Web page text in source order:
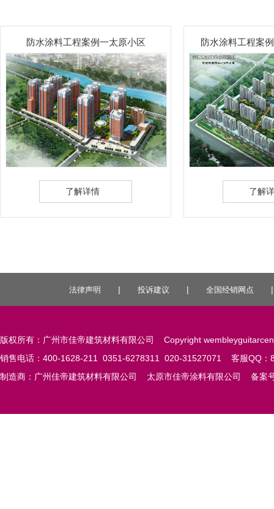
防水涂料工程案例一太原小区
了解详情
防水涂料工程案
了解
法律声明 | 投诉建议 | 全国经销网点
版权所有：广州市佳帝建筑材料有限公司 Copyright
销售电话：400-1628-211 0351-6278311 020-31527071 客服QQ
制造商：广州佳帝建筑材料有限公司 太原市佳帝涂料有限公司 备案